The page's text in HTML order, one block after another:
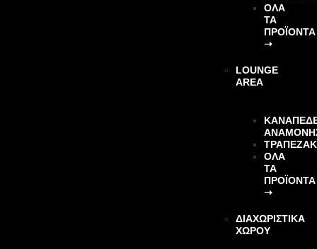
ΌΛΑ
ΤΑ
ΠΡΟΪΌΝΤΑ
➝
LOUNGE
AREA
ΌΛΑ
ΤΑ
ΠΡΟΪΌΝΤΑ
➝
ΔΙΑΧΩΡΙΣΤΙΚΑ
ΧΩΡΟΥ